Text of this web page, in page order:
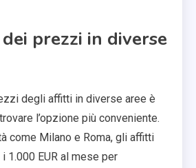
prezzi in diverse
degli affitti in diverse aree è
l’opzione più conveniente.
come Milano e Roma, gli affitti
1.000 EUR al mese per